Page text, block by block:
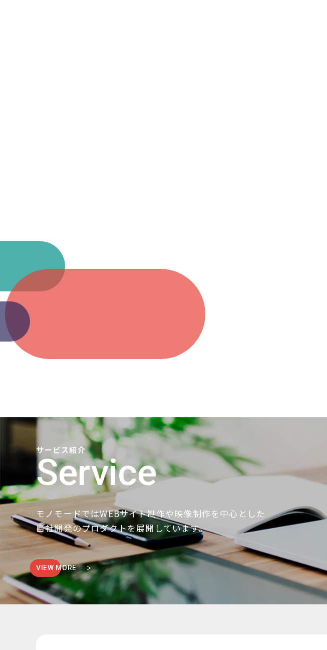
サービス紹介
Service
モノモードではWEBサイト制作や映像制作を中心とした
自社開発のプロダクトを展開しています。
VIEW MORE